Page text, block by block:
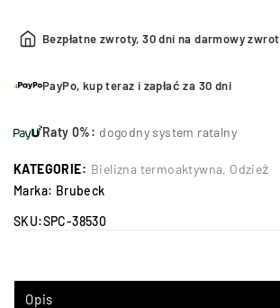
Bezpłatne zwroty, 30 dni na darmowy zwrot
PayPo, kup teraz i zapłać za 30 dni
Raty 0%: dogodny system ratalny
KATEGORIE: Bielizna termoaktywna, Odzież
Marka: Brubeck
SKU:SPC-38530
Opis